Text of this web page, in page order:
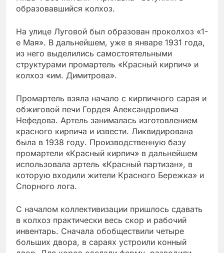
образовавшийся колхоз.
На улице Луговой был образован проколхоз «1-
е Мая». В дальнейшем, уже в январе 1931 года,
из него выделились самостоятельными
структурами промартель «Красный кирпич» и
колхоз «им. Димитрова».
Промартель взяла начало с кирпичного сарая и
обжиговой печи Гордея Александровича
Нефедова. Артель занималась изготовлением
красного кирпича и извести. Ликвидирована
была в 1938 году. Производственную базу
промартели «Красный кирпич» в дальнейшем
использовала артель «Красный партизан», в
которую входили жители Красного Бережка» и
Спорного лога.
С началом коллективизации пришлось сдавать
в колхоз практически весь скор и рабочий
инвентарь. Сначала обобществили четыре
больших двора, в сараях устроили конный